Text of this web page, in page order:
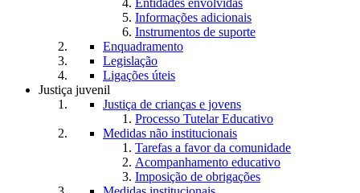
Entidades envolvidas
Informações adicionais
Instrumentos de suporte
Enquadramento
Legislação
Ligações úteis
Justiça juvenil
Justiça de crianças e jovens
Processo Tutelar Educativo
Medidas não institucionais
Tarefas a favor da comunidade
Acompanhamento educativo
Imposição de obrigações